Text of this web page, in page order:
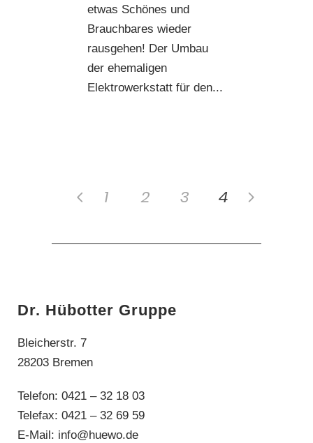
etwas Schönes und
Brauchbares wieder
rausgehen! Der Umbau
der ehemaligen
Elektrowerkstatt für den...
1 2 3 4
Dr. Hübotter Gruppe
Bleicherstr. 7
28203 Bremen
Telefon: 0421 – 32 18 03
Telefax: 0421 – 32 69 59
E-Mail: info@huewo.de